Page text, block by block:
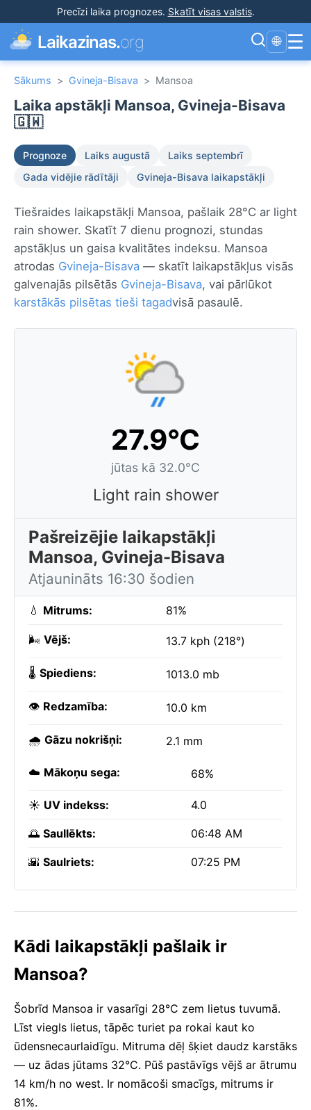
Precīzi laika prognozes. Skatīt visas valstis.
Laikazinas.org 🌐 ☰
Sākums > Gvineja-Bisava > Mansoa
Laika apstākļi Mansoa, Gvineja-Bisava
🇬🇼
Prognoze Laiks augustā
Laiks septembrī
Gada vidējie rādītāji
Gvineja-Bisava laikapstākļi
Tiešraides laikapstākļi Mansoa, pašlaik 28°C ar light
rain shower. Skatīt 7 dienu prognozi, stundas
apstākļus un gaisa kvalitātes indeksu. Mansoa
atrodas Gvineja-Bisava — skatīt laikapstākļus visās
galvenajās pilsētās Gvineja-Bisava, vai pārlūkot
karstākās pilsētas tieši tagadvisā pasaulē.
27.9°C
jūtas kā 32.0°C
Light rain shower
Pašreizējie laikapstākļi
Mansoa, Gvineja-Bisava
Atjaunināts 16:30 šodien
💧 Mitrums: 81%
🌬️ Vējš: 13.7 kph (218°)
🌡️ Spiediens: 1013.0 mb
👁️ Redzamība: 10.0 km
🌧️ Gāzu nokrišņi: 2.1 mm
☁️ Mākoņu sega: 68%
☀️ UV indekss: 4.0
🌅 Saullēkts: 06:48 AM
🌇 Saulriets: 07:25 PM
Kādi laikapstākļi pašlaik ir
Mansoa?
Šobrīd Mansoa ir vasarīgi 28°C zem lietus tuvumā.
Līst viegls lietus, tāpēc turiet pa rokai kaut ko
ūdensnecaurlaidīgu. Mitruma dēļ šķiet daudz karstāks
— uz ādas jūtams 32°C. Pūš pastāvīgs vējš ar ātrumu
14 km/h no west. Ir nomācoši smacīgs, mitrums ir
81%.